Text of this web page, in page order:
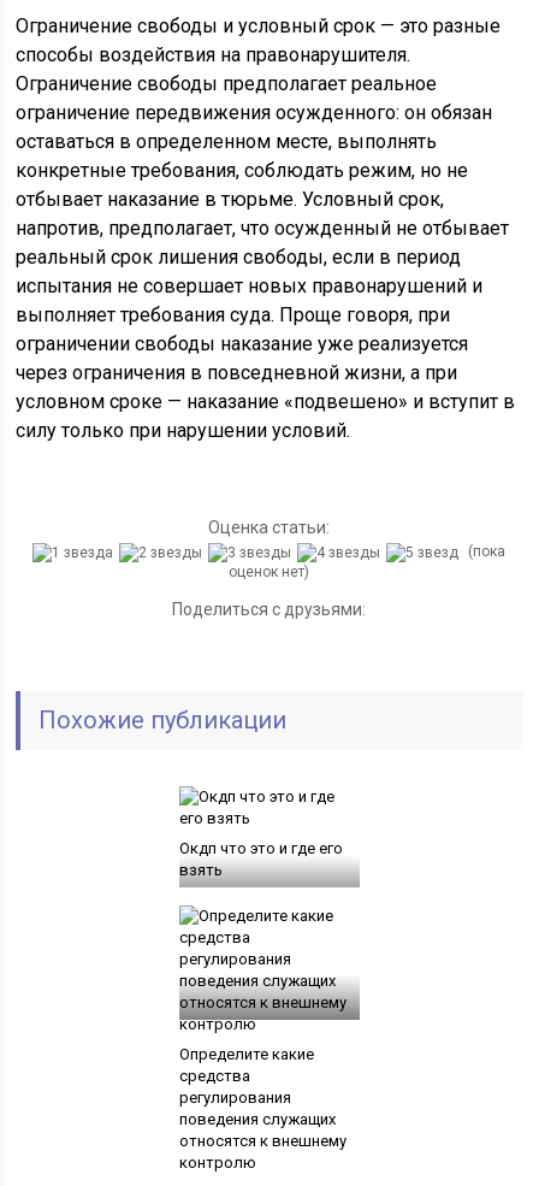
Ограничение свободы и условный срок — это разные
способы воздействия на правонарушителя.
Ограничение свободы предполагает реальное
ограничение передвижения осужденного: он обязан
оставаться в определенном месте, выполнять
конкретные требования, соблюдать режим, но не
отбывает наказание в тюрьме. Условный срок,
напротив, предполагает, что осужденный не отбывает
реальный срок лишения свободы, если в период
испытания не совершает новых правонарушений и
выполняет требования суда. Проще говоря, при
ограничении свободы наказание уже реализуется
через ограничения в повседневной жизни, а при
условном сроке — наказание «подвешено» и вступит в
силу только при нарушении условий.
Оценка статьи:
(пока
оценок нет)
Поделиться с друзьями:
Похожие публикации
Окдп что это и где его
взять
Определите какие
средства
регулирования
поведения служащих
относятся к внешнему
контролю